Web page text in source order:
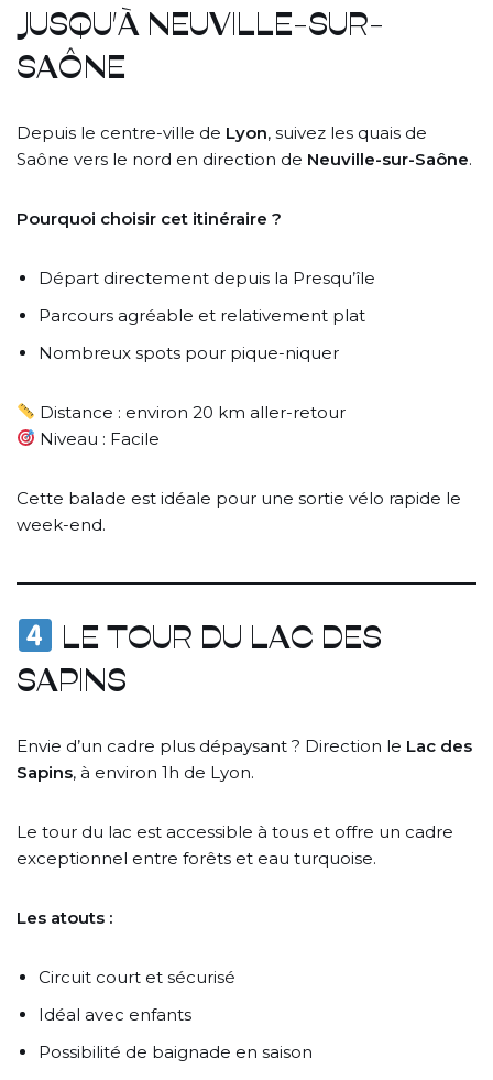
JUSQU’À NEUVILLE-SUR-
SAÔNE
Depuis le centre-ville de Lyon, suivez les quais de
Saône vers le nord en direction de Neuville-sur-Saône.
Pourquoi choisir cet itinéraire ?
Départ directement depuis la Presqu’île
Parcours agréable et relativement plat
Nombreux spots pour pique-niquer
Distance : environ 20 km aller-retour
Niveau : Facile
Cette balade est idéale pour une sortie vélo rapide le
week-end.
LE TOUR DU LAC DES
SAPINS
Envie d’un cadre plus dépaysant ? Direction le Lac des
Sapins, à environ 1h de Lyon.
Le tour du lac est accessible à tous et offre un cadre
exceptionnel entre forêts et eau turquoise.
Les atouts :
Circuit court et sécurisé
Idéal avec enfants
Possibilité de baignade en saison